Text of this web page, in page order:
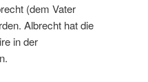
(dem Vater
Albrecht hat die
in der